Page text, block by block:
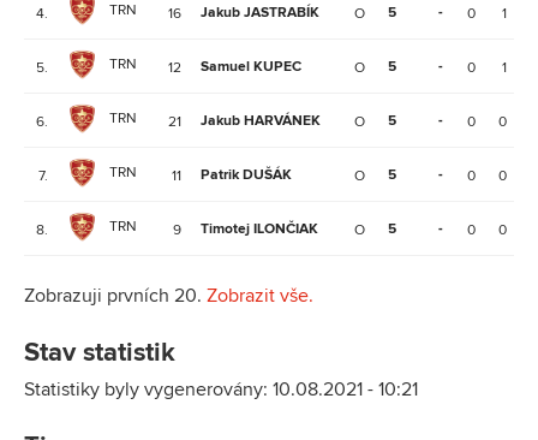
4. TRN 16 Jakub JASTRABÍK O 5 - 0 1
5. TRN 12 Samuel KUPEC O 5 - 0 1
6. TRN 21 Jakub HARVÁNEK O 5 - 0 0
7. TRN 11 Patrik DUŠÁK O 5 - 0 0
8. TRN 9 Timotej ILONČIAK O 5 - 0 0
Zobrazuji prvních 20. Zobrazit vše.
Stav statistik
Statistiky byly vygenerovány: 10.08.2021 - 10:21